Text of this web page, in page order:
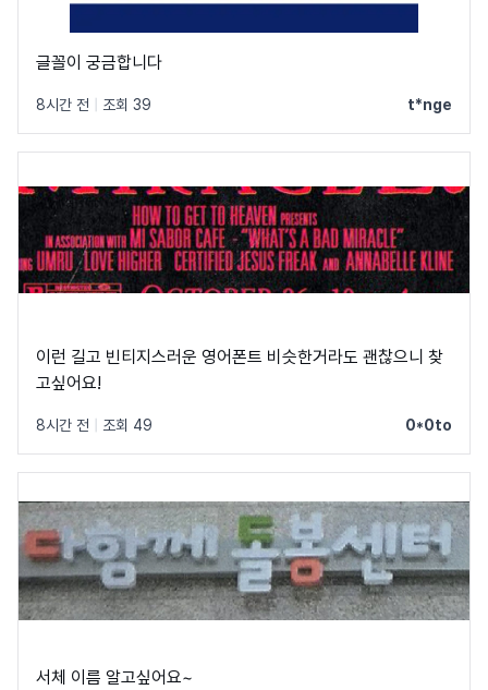
글꼴이 궁금합니다
8시간 전 조회 39 t*nge
이런 길고 빈티지스러운 영어폰트 비슷한거라도 괜찮으니 찾
고싶어요!
8시간 전 조회 49 0*0to
서체 이름 알고싶어요~